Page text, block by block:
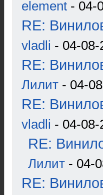
element - 04-
RE:
vladli - 04-08-
RE:
Лилит - 04-
RE:
vladli - 04-08-
RE:
Лилит - 04-
RE: